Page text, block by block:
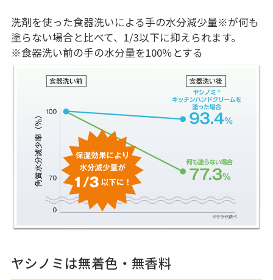
洗剤を使った食器洗いによる手の水分減少量※が何も
塗らない場合と比べて、1/3以下に抑えられます。
※食器洗い前の手の水分量を100％とする
ヤシノミは無着色・無香料